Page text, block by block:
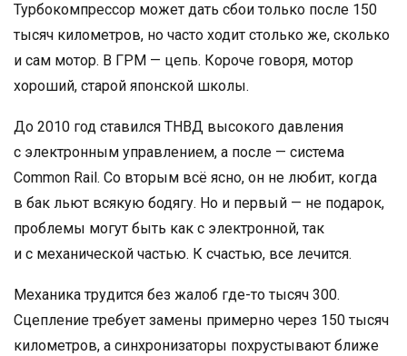
Турбокомпрессор может дать сбои только после 150
тысяч километров, но часто ходит столько же, сколько
и сам мотор. В ГРМ — цепь. Короче говоря, мотор
хороший, старой японской школы.
До 2010 год ставился ТНВД высокого давления
с электронным управлением, а после — система
Common Rail. Со вторым всё ясно, он не любит, когда
в бак льют всякую бодягу. Но и первый — не подарок,
проблемы могут быть как с электронной, так
и с механической частью. К счастью, все лечится.
Механика трудится без жалоб где-то тысяч 300.
Сцепление требует замены примерно через 150 тысяч
километров, а синхронизаторы похрустывают ближе